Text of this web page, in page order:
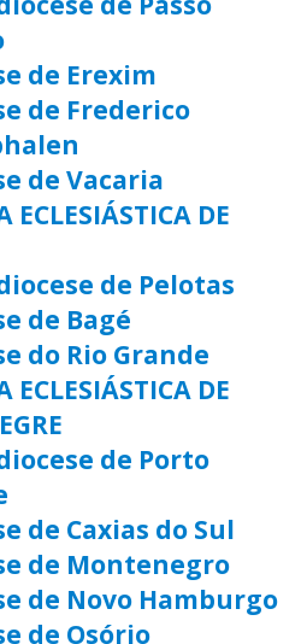
de Erexim
de Frederico
de Vacaria
ECLESIÁSTICA DE
de Pelotas
de Bagé
do Rio Grande
ECLESIÁSTICA DE
de Porto
de Caxias do Sul
de Montenegro
de Novo Hamburgo
de Osório